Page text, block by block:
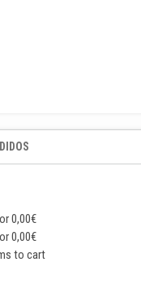
0,00€
0,00€
to cart